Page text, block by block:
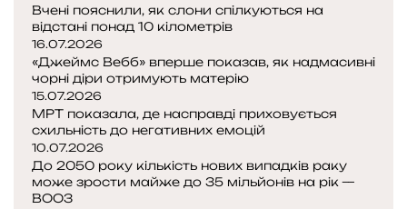
д
а
т
а
Л
ю
с
і
р
о
я
:
н
о
в
а
е
р
а
у
Вчені пояснили, як слони спілкуються на
відстані понад 10 кілометрів
16.07.2026
«Джеймс Вебб» вперше показав, як надмасивні
чорні діри отримують матерію
15.07.2026
МРТ показала, де насправді приховується
схильність до негативних емоцій
10.07.2026
До 2050 року кількість нових випадків раку
може зрости майже до 35 мільйонів на рік —
ВООЗ